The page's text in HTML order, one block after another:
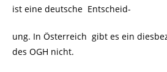
ist eine deutsche Entscheid-
ung. In Österreich gibt es ein
des OGH nicht.